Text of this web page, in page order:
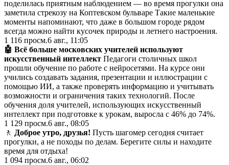
поделилась приятным наблюдением — во время прогулки она
заметила стрекозу на Коптевском бульваре Такие маленькие
моменты напоминают, что даже в большом городе рядом
всегда можно найти кусочек природы и летнего настроения.
1 116 просм.6 авг., 11:05
🤖 Всё больше московских учителей используют
искусственный интеллект Педагоги столичных школ
прошли обучение по работе с нейросетями. На курсе они
учились создавать задания, презентации и иллюстрации с
помощью ИИ, а также проверять информацию и учитывать
возможности и ограничения таких технологий. После
обучения доля учителей, использующих искусственный
интеллект при подготовке к урокам, выросла с 46% до 74%.
1 129 просм.6 авг., 08:05
🚶 Доброе утро, друзья! Пусть шагомер сегодня считает
прогулки, а не походы по делам. Берегите силы и находите
время для отдыха!
1 094 просм.6 авг., 06:02